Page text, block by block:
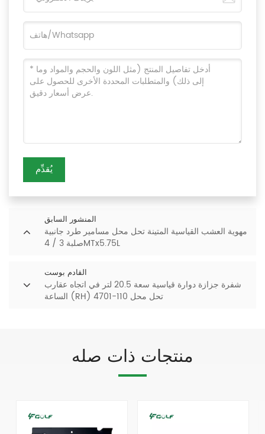
يُقدِّم
المنشور السابق
مهوية العشب القياسية المتينة تحل محل مسامير طرد جانبية
صلبة 3 / 4MTx5.75L
القادم بوست
شفرة جزازة دوارة قياسية سعة 20.5 لتر في اتجاه عقارب
الساعة (RH) تحل محل 110-4701
منتجات ذات صله